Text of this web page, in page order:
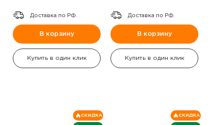
Доставка по РФ.
В корзину
Купить в один клик
Доставка по РФ.
В корзину
Купить в один клик
СКИДКА СКИДКА